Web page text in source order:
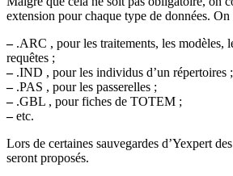
extension pour chaque type de données. On
–.ARC , pour les traitements, les modèles,
requêtes ;
–.IND , pour les individus d’un répertoires ;
–.PAS , pour les passerelles ;
–.GBL , pour fiches de TOTEM ;
–etc.
Lors de certaines sauvegardes d’Yexpert
seront proposés.